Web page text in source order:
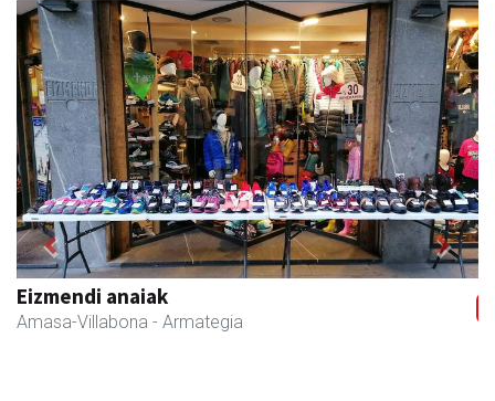
Eizmendi anaiak
Amasa-Villabona - Armategia
Previous Next